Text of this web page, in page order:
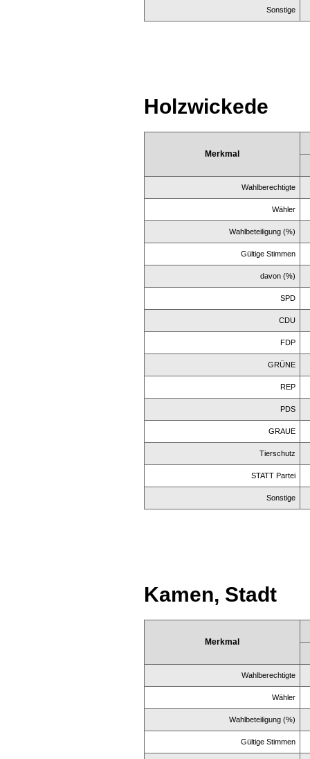
Sonstige
Holzwickede
Merkmal
Wahlberechtigte
Wähler
Wahlbeteiligung (%)
Gültige Stimmen
davon (%)
SPD
CDU
FDP
GRÜNE
REP
PDS
GRAUE
Tierschutz
STATT Partei
Sonstige
Kamen, Stadt
Merkmal
Wahlberechtigte
Wähler
Wahlbeteiligung (%)
Gültige Stimmen